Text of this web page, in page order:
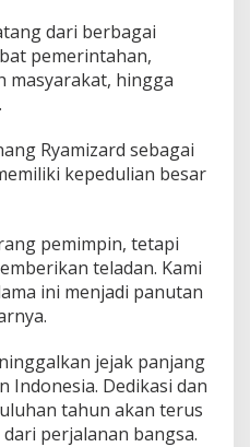
dari berbagai
pemerintahan,
masyarakat, hingga
Ryamizard sebagai
kepedulian besar
pemimpin, tetapi
teladan. Kami
ini menjadi panutan
jejak panjang
Indonesia. Dedikasi dan
tahun akan terus
perjalanan bangsa.